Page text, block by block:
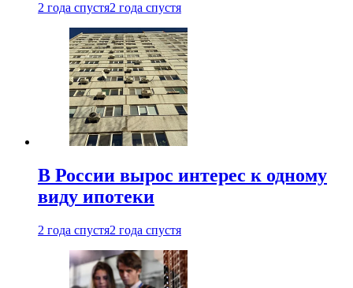
2 года спустя2 года спустя
В России вырос интерес к одному
виду ипотеки
2 года спустя2 года спустя